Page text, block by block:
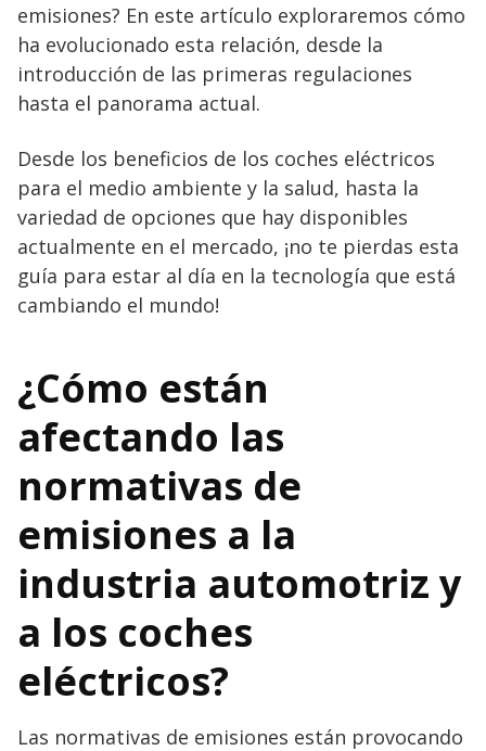
emisiones? En este artículo exploraremos cómo
ha evolucionado esta relación, desde la
introducción de las primeras regulaciones
hasta el panorama actual.
Desde los beneficios de los coches eléctricos
para el medio ambiente y la salud, hasta la
variedad de opciones que hay disponibles
actualmente en el mercado, ¡no te pierdas esta
guía para estar al día en la tecnología que está
cambiando el mundo!
¿Cómo están
afectando las
normativas de
emisiones a la
industria automotriz y
a los coches
eléctricos?
Las normativas de emisiones están provocando